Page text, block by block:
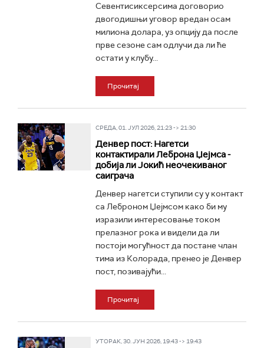
Севентисиксерсима договорио
двогодишњи уговор вредан осам
милиона долара, уз опцију да после
прве сезоне сам одлучи да ли ће
остати у клубу...
Прочитај
СРЕДА, 01. ЈУЛ 2026, 21:23 -> 21:30
Денвер пост: Нагетси
контактирали Леброна Џејмса -
добија ли Јокић неочекиваног
саиграча
Денвер нагетси ступили су у контакт
са Леброном Џејмсом како би му
изразили интересовање током
прелазног рока и видели да ли
постоји могућност да постане члан
тима из Колорада, пренео је Денвер
пост, позивајући...
Прочитај
УТОРАК, 30. ЈУН 2026, 19:43 -> 19:43